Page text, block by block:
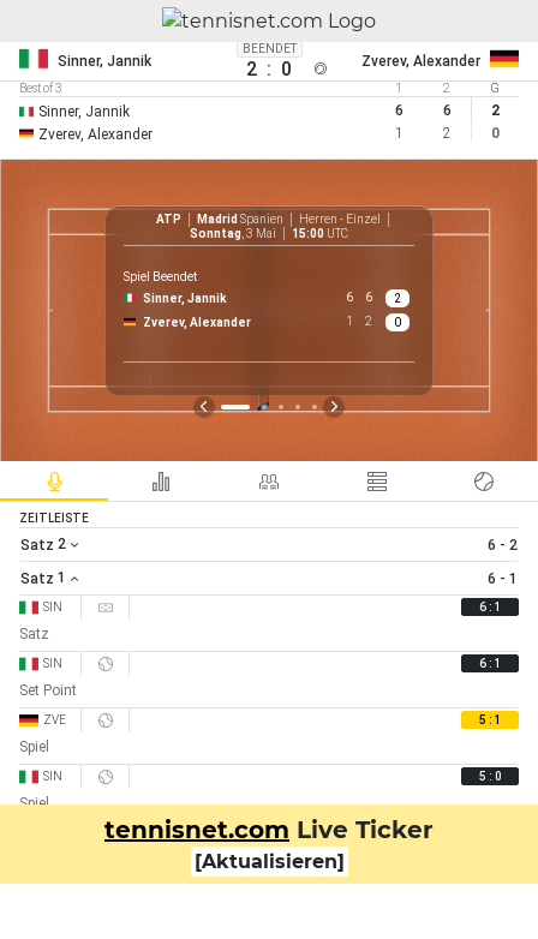
Sinner, Jannik
BEENDET
2 : 0 Zverev, Alexander
Best of 3 1 2 G
Sinner, Jannik 6 6
2
Zverev, Alexander
1 2 0
ATP Madrid Spanien
Herren - Einzel
Sonntag , 3 Mai 15:00 UTC
Spiel Beendet
Sinner, Jannik
6 6
2
Zverev, Alexander
1 2 0
ZEITLEISTE
Satz 2 6 - 2
Satz 1 6 - 1
SIN
Satz
6 : 1
SIN
Set Point
6 : 1
ZVE
Spiel
5 : 1
SIN
Spiel
5 : 0
tennisnet.com Live Ticker
[Aktualisieren]